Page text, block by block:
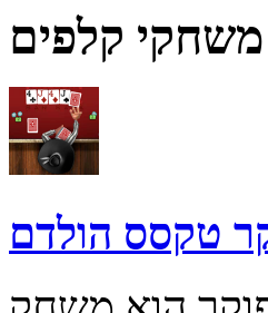
קלפים
טקסס הולדם